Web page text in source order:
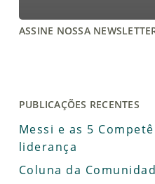
ASSINE NOSSA
PUBLICAÇÕES RECENTES
Messi e as 5
liderança
Coluna da